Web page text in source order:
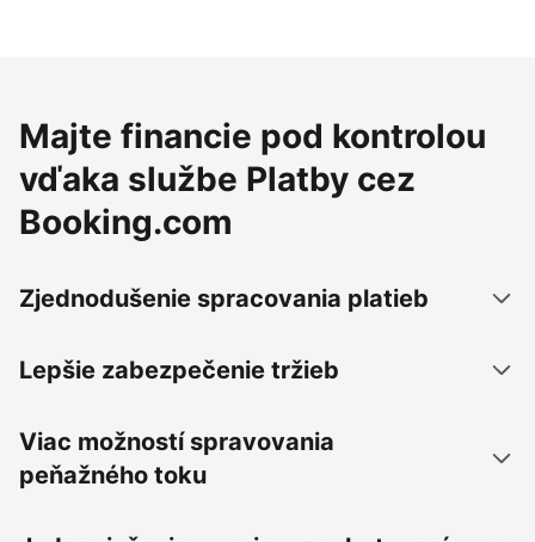
Majte financie pod kontrolou
vďaka službe Platby cez
Booking.com
Zjednodušenie spracovania platieb
Lepšie zabezpečenie tržieb
Viac možností spravovania
peňažného toku